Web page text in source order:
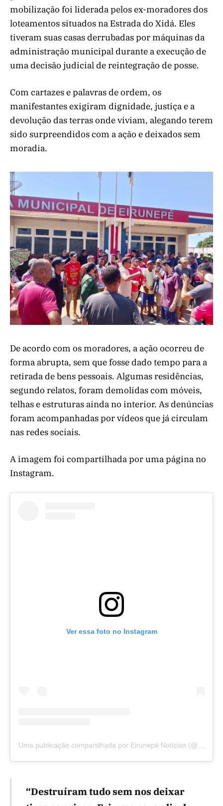
mobilização foi liderada pelos ex-moradores dos
loteamentos situados na Estrada do Xidá. Eles
tiveram suas casas derrubadas por máquinas da
administração municipal durante a execução de
uma decisão judicial de reintegração de posse.
Com cartazes e palavras de ordem, os
manifestantes exigiram dignidade, justiça e a
devolução das terras onde viviam, alegando terem
sido surpreendidos com a ação e deixados sem
moradia.
De acordo com os moradores, a ação ocorreu de
forma abrupta, sem que fosse dado tempo para a
retirada de bens pessoais. Algumas residências,
segundo relatos, foram demolidas com móveis,
telhas e estruturas ainda no interior. As denúncias
foram acompanhadas por vídeos que já circulam
nas redes sociais.
A imagem foi compartilhada por uma página no
Instagram.
Ver essa foto no Instagram
Uma publicação compartilhada por Eirunepé Notícias (@eirunepenoticias)
“Destruíram tudo sem nos deixar